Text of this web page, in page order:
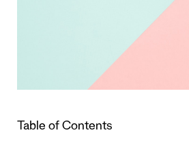
Table of Contents